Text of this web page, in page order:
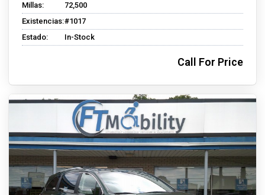
Millas:
72,500
Existencias:#1017
Estado:
In-Stock
Call For Price